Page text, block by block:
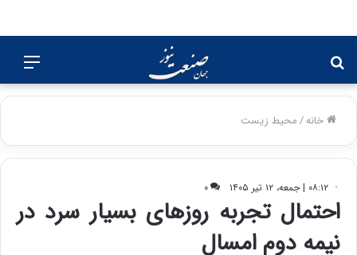
برای
خانه/محیط زیست
۰۸:۱۲ | جمعه، ۱۲ تیر ۱۴۰۵ ۰
احتمال تجربه روزهای بسیار سرد در
نیمه دوم امسال